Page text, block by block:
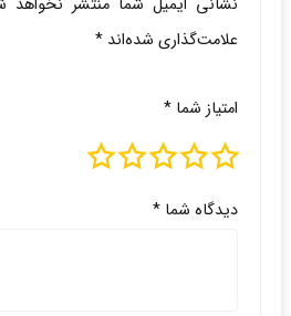
علامت‌گذاری شده‌اند *
امتیاز شما *
دیدگاه شما *